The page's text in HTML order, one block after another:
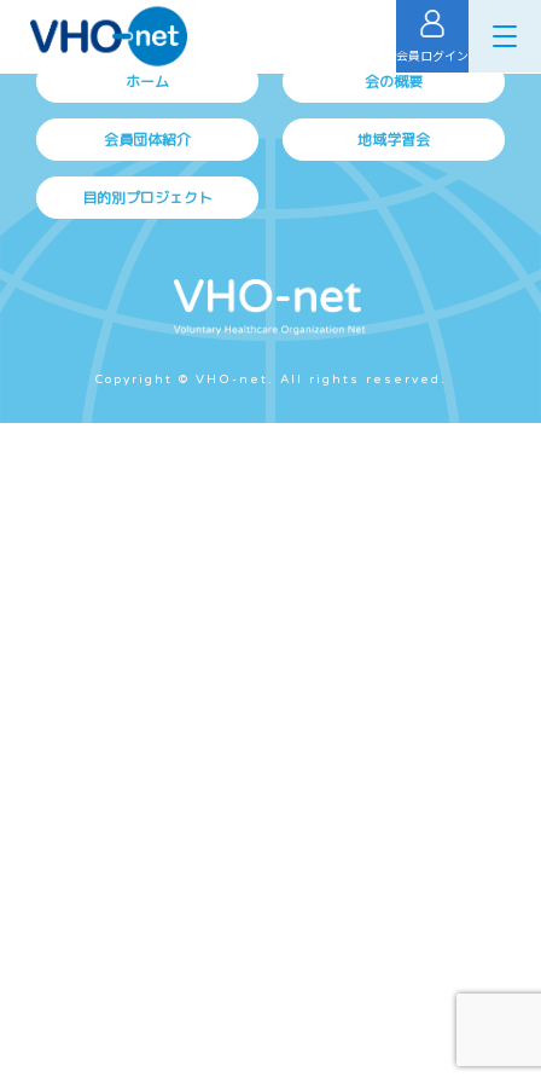
会員ログイン
ホーム 会の概要
会員団体紹介 地域学習会
目的別プロジェクト
Copyright © VHO-net. All rights reserved.